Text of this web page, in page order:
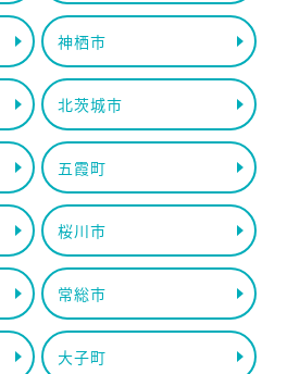
神栖市
北茨城市
五霞町
桜川市
常総市
大子町